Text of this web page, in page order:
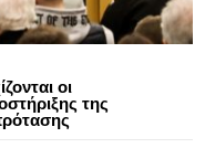
οι
της